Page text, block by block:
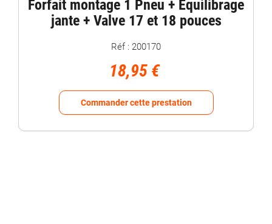
montage 1 Pneu + Equilibrage
jante + Valve 17 et 18 pouces
Réf : 200170
18,95 €
Commander cette prestation